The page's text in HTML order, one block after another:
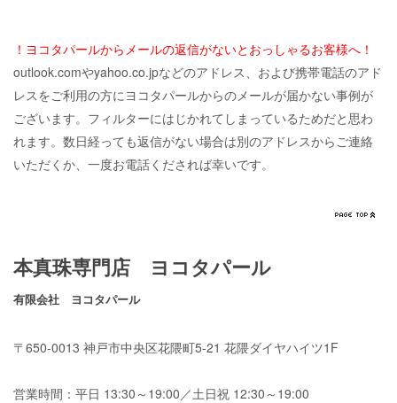
！ヨコタパールからメールの返信がないとおっしゃるお客様へ！
outlook.comやyahoo.co.jpなどのアドレス、および携帯電話のアド
レスをご利用の方にヨコタパールからのメールが届かない事例が
ございます。フィルターにはじかれてしまっているためだと思わ
れます。数日経っても返信がない場合は別のアドレスからご連絡
いただくか、一度お電話くだされば幸いです。
本真珠専門店 ヨコタパール
有限会社 ヨコタパール
〒650-0013 神戸市中央区花隈町5-21 花隈ダイヤハイツ1F
営業時間：平日 13:30～19:00／土日祝 12:30～19:00